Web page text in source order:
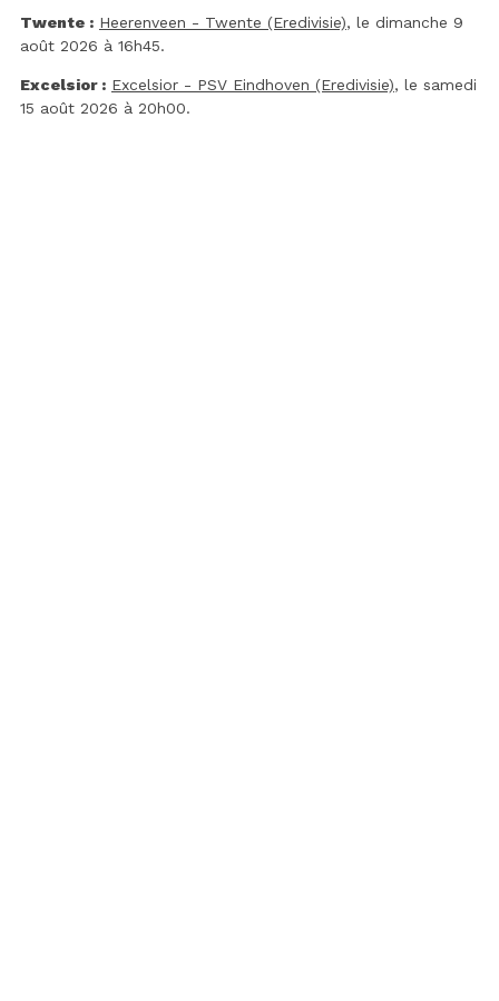
Twente : Heerenveen - Twente (Eredivisie), le dimanche 9
août 2026 à 16h45.
Excelsior : Excelsior - PSV Eindhoven (Eredivisie), le samedi
15 août 2026 à 20h00.